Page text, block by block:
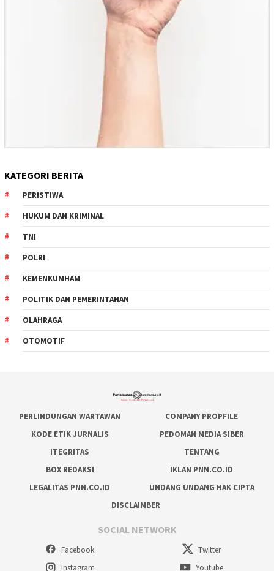
KATEGORI BERITA
PERISTIWA
HUKUM DAN KRIMINAL
TNI
POLRI
KEMENKUMHAM
POLITIK DAN PEMERINTAHAN
OLAHRAGA
OTOMOTIF
PERLINDUNGAN WARTAWAN
COMPANY PROPFILE
KODE ETIK JURNALIS
PEDOMAN MEDIA SIBER
ITEGRITAS
TENTANG
BOX REDAKSI
IKLAN PNN.CO.ID
LEGALITAS PNN.CO.ID
UNDANG UNDANG HAK CIPTA
DISCLAIMBER
SOCIAL NETWORK
Facebook
Twitter
Instagram
Youtube